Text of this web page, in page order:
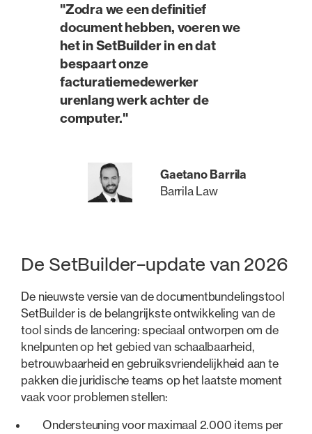
"Zodra we een definitief
document hebben, voeren we
het in SetBuilder in en dat
bespaart onze
facturatiemedewerker
urenlang werk achter de
computer."
Gaetano Barrila
Barrila Law
De SetBuilder-update van 2026
De nieuwste versie van de documentbundelingstool
SetBuilder is de belangrijkste ontwikkeling van de
tool sinds de lancering: speciaal ontworpen om de
knelpunten op het gebied van schaalbaarheid,
betrouwbaarheid en gebruiksvriendelijkheid aan te
pakken die juridische teams op het laatste moment
vaak voor problemen stellen:
Ondersteuning voor maximaal 2.000 items per